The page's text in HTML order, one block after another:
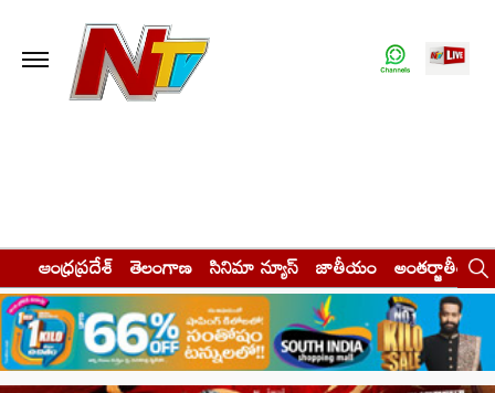
ఆంధ్రప్రదేశ్ తెలంగాణ సినిమా న్యూస్ జాతీయం అంతర్జాతీయం